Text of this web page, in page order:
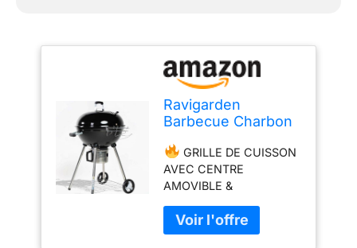
(non inclus).
SERVICE CLIENT
FRANÇAIS ET GARANTIE
SATISFACTION -
barbecue charbon de
bois commercialisé par
une entreprise française
avec un service client
dédié. Profitez d'un suivi
jours pour changer
d'avis. Achetez en toute
Ravigarden
Barbecue Charbon
Couvercle et 4
Pieds
GRILLE DE CUISSON
AVEC CENTRE
AMOVIBLE &
ACCESSOIRES | Profitez
d’une grille avec centre